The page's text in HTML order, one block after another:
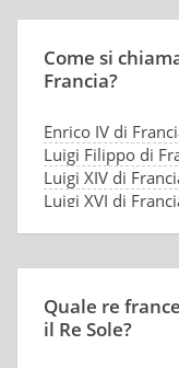
Come si
Francia?
Enrico IV di
Luigi Filippo di
Luigi XIV di
Luigi XVI di
Quale re
il Re Sole?